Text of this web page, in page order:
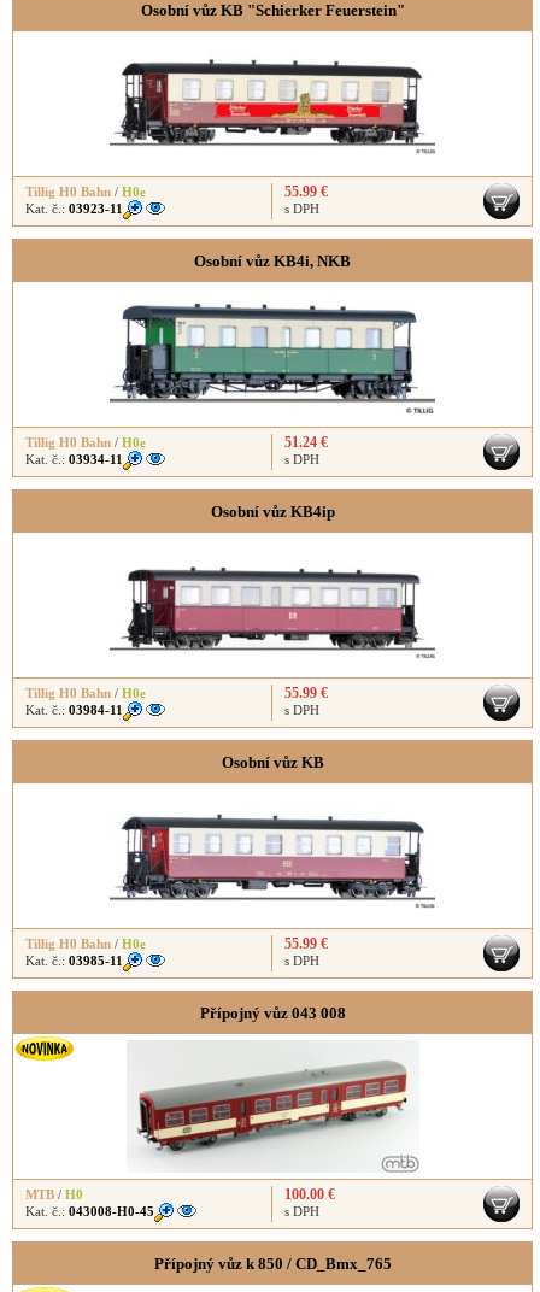
Osobní vůz KB "Schierker Feuerstein"
Tillig H0 Bahn / H0e
Kat. č.: 03923-11
55.99 €
s DPH
Osobní vůz KB4i, NKB
Tillig H0 Bahn / H0e
Kat. č.: 03934-11
51.24 €
s DPH
Osobní vůz KB4ip
Tillig H0 Bahn / H0e
Kat. č.: 03984-11
55.99 €
s DPH
Osobní vůz KB
Tillig H0 Bahn / H0e
Kat. č.: 03985-11
55.99 €
s DPH
Přípojný vůz 043 008
MTB / H0
Kat. č.: 043008-H0-45
100.00 €
s DPH
Přípojný vůz k 850 / CD_Bmx_765